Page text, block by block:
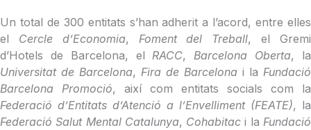
Un total de 300 entitats s’han adherit a l’acord, entre elles
el Cercle d’Economia, Foment del Treball, el Gremi
d’Hotels de Barcelona, el RACC, Barcelona Oberta, la
Universitat de Barcelona, Fira de Barcelona i la Fundació
Barcelona Promoció, així com entitats socials com la
Federació d’Entitats d’Atenció a l’Envelliment (FEATE), la
Federació Salut Mental Catalunya, Cohabitac i la Fundació